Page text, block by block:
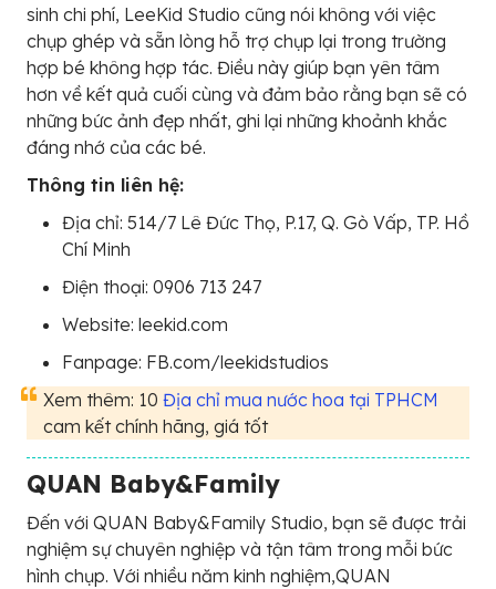
sinh chi phí, LeeKid Studio cũng nói không với việc
chụp ghép và sẵn lòng hỗ trợ chụp lại trong trường
hợp bé không hợp tác. Điều này giúp bạn yên tâm
hơn về kết quả cuối cùng và đảm bảo rằng bạn sẽ có
những bức ảnh đẹp nhất, ghi lại những khoảnh khắc
đáng nhớ của các bé.
Thông tin liên hệ:
Địa chỉ: 514/7 Lê Đức Thọ, P.17, Q. Gò Vấp, TP. Hồ
Chí Minh
Điện thoại: 0906 713 247
Website: leekid.com
Fanpage: FB.com/leekidstudios
Xem thêm: 10 Địa chỉ mua nước hoa tại TPHCM
cam kết chính hãng, giá tốt
QUAN Baby&Family
Đến với QUAN Baby&Family Studio, bạn sẽ được trải
nghiệm sự chuyên nghiệp và tận tâm trong mỗi bức
hình chụp. Với nhiều năm kinh nghiệm,QUAN